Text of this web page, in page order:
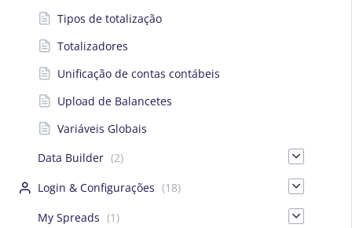
Tipos de totalização
Totalizadores
Unificação de contas contábeis
Upload de Balancetes
Variáveis Globais
Data Builder (2)
Login & Configurações (18)
My Spreads (1)